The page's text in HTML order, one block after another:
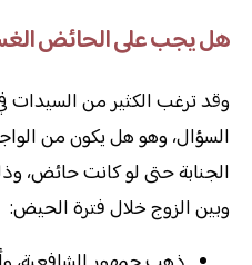
هل يجب على الحائض
وقد ترغب الكثير من السيدات
السؤال، وهو هل يكون من
الجنابة حتى لو كانت حائض،
وبين الزوج خلال فترة الحيض: